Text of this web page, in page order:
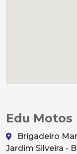
Edu Motos
Brigadeiro
Jardim Silveira -